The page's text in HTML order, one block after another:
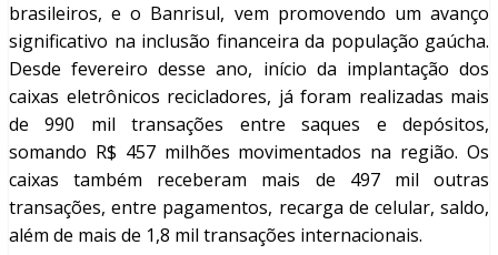
brasileiros, e o Banrisul, vem promovendo um avanço
significativo na inclusão financeira da população gaúcha.
Desde fevereiro desse ano, início da implantação dos
caixas eletrônicos recicladores, já foram realizadas mais
de 990 mil transações entre saques e depósitos,
somando R$ 457 milhões movimentados na região. Os
caixas também receberam mais de 497 mil outras
transações, entre pagamentos, recarga de celular, saldo,
além de mais de 1,8 mil transações internacionais.